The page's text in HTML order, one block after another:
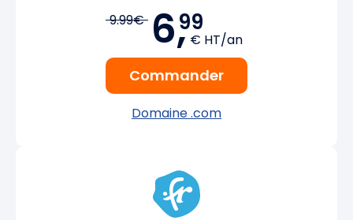
9.99€ 6,99
€ HT/an
Commander
Domaine .com